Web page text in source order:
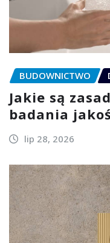
BUDOWNICTWO
Jakie są
badania
lip 28, 2026